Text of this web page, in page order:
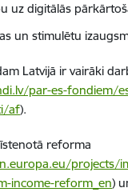
uz digitālās
un stimulētu
Latvijā ir vairāki
par-es-fondiem/
af).
reforma
projects/
income-reform_en)